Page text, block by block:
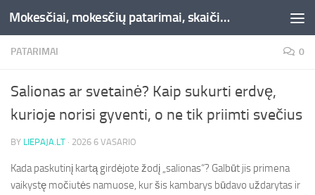
Skip to content Mokesčiai, mokesčių patarimai, skaičiuoklės, straipsniai -Liepaja.lt
PATARIMAI 0
Salionas ar svetainė? Kaip sukurti erdvę,
kurioje norisi gyventi, o ne tik priimti svečius
BY LIEPAJA.LT · 2026 6 VASARIO
Kada paskutinį kartą girdėjote žodį „salionas“? Galbūt jis primena
vaikystę močiutės namuose, kur šis kambarys būdavo uždarytas ir